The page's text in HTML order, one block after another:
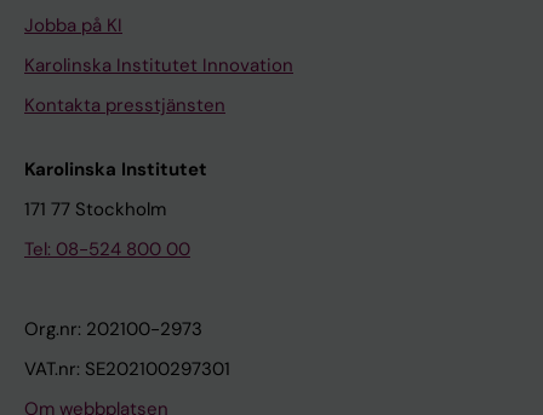
Jobba på KI
Karolinska Institutet Innovation
Kontakta presstjänsten
Karolinska Institutet
171 77 Stockholm
Tel: 08-524 800 00
Org.nr: 202100-2973
VAT.nr: SE202100297301
Om webbplatsen